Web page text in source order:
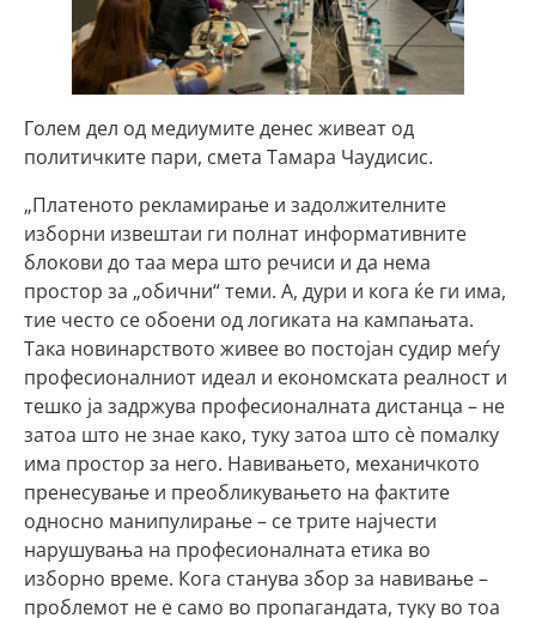
Голем дел од медиумите денес живеат од
политичките пари, смета Тамара Чаудисис.
„Платеното рекламирање и задолжителните
изборни извештаи ги полнат информативните
блокови до таа мера што речиси и да нема
простор за „обични“ теми. А, дури и кога ќе ги има,
тие често се обоени од логиката на кампањата.
Така новинарството живее во постојан судир меѓу
професионалниот идеал и економската реалност и
тешко ја задржува професионалната дистанца – не
затоа што не знае како, туку затоа што сè помалку
има простор за него. Навивањето, механичкото
пренесување и преобликувањето на фактите
односно манипулирање – се трите најчести
нарушувања на професионалната етика во
изборно време. Кога станува збор за навивање –
проблемот не е само во пропагандата, туку во тоа